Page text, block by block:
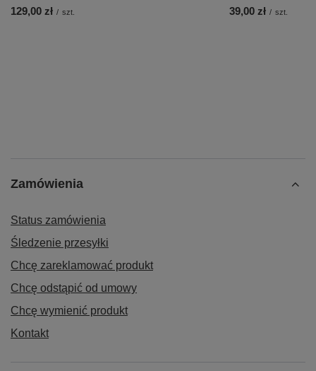
129,00 zł / szt. 39,00 zł / szt.
Zamówienia
Status zamówienia
Śledzenie przesyłki
Chcę zareklamować produkt
Chcę odstąpić od umowy
Chcę wymienić produkt
Kontakt